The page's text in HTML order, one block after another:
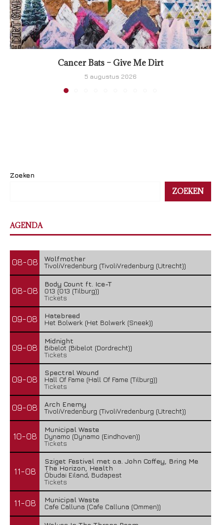
Cancer Bats – Give Me Dirt
5 augustus 2026
Zoeken
ZOEKEN
AGENDA
08-08
Wolfmother
TivoliVredenburg (TivoliVredenburg (Utrecht))
08-08
Body Count ft. Ice-T
013 (013 (Tilburg))
Tickets
09-08
Hatebreed
Het Bolwerk (Het Bolwerk (Sneek))
09-08
Midnight
Bibelot (Bibelot (Dordrecht))
Tickets
09-08
Spectral Wound
Hall Of Fame (Hall Of Fame (Tilburg))
Tickets
09-08
Arch Enemy
TivoliVredenburg (TivoliVredenburg (Utrecht))
10-08
Municipal Waste
Dynamo (Dynamo (Eindhoven))
Tickets
11-08
Sziget Festival met o.a. John Coffey, Bring Me
The Horizon, Health
Óbudai Eiland, Budapest
Tickets
11-08
Municipal Waste
Cafe Calluna (Cafe Calluna (Ommen))